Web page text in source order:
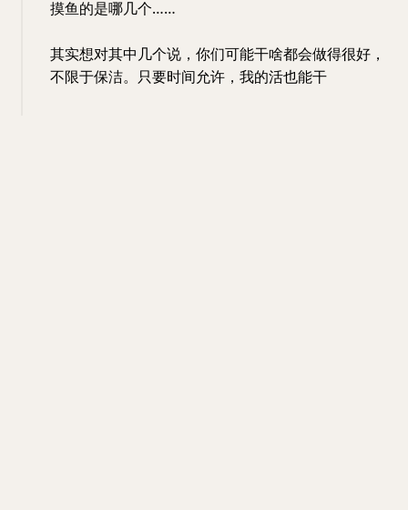
摸鱼的是哪几个……
其实想对其中几个说，你们可能干啥都会做得很好，
不限于保洁。只要时间允许，我的活也能干